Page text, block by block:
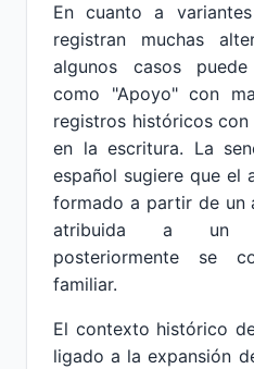
En cuanto a
registran muchas
algunos casos
como "Apoyo" con
registros históricos con
en la escritura. La
español sugiere que el
formado a partir de un
atribuida a un
posteriormente se
familiar.
El contexto histórico
ligado a la expansión